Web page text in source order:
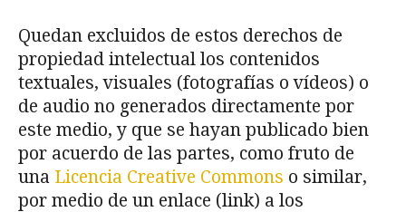
Quedan excluidos de estos derechos de
propiedad intelectual los contenidos
textuales, visuales (fotografías o vídeos) o
de audio no generados directamente por
este medio, y que se hayan publicado bien
por acuerdo de las partes, como fruto de
una Licencia Creative Commons o similar,
por medio de un enlace (link) a los